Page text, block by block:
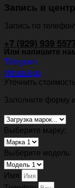
Запись в
Запись по
+7 (929) 939
Или напишите
Telegram
WhatsApp
Уточнить стоимость
Заполните форму
Выберите марку:
Выберите модель:
Имя